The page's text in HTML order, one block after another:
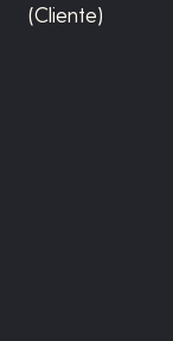
(Cliente)